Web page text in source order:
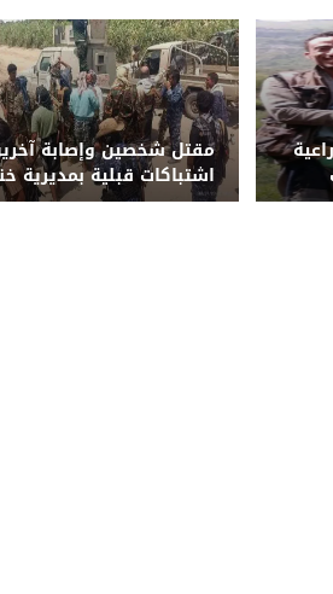
مقتل شخصين وإصابة
اشتباكات قبلية بمديرية
أبين